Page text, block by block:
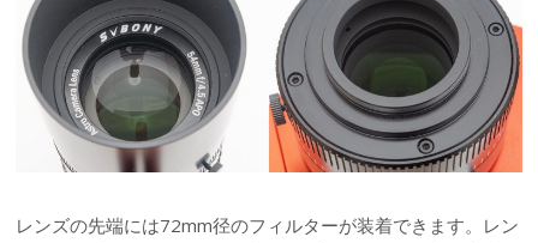
レンズの先端には72mm径のフィルターが装着できます。レン